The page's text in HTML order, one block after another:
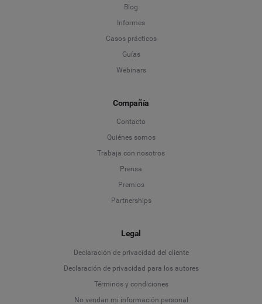
Blog
Informes
Casos prácticos
Guías
Webinars
Compañía
Contacto
Quiénes somos
Trabaja con nosotros
Prensa
Premios
Partnerships
Legal
Declaración de privacidad del cliente
Declaración de privacidad para los autores
Términos y condiciones
No vendan mi información personal